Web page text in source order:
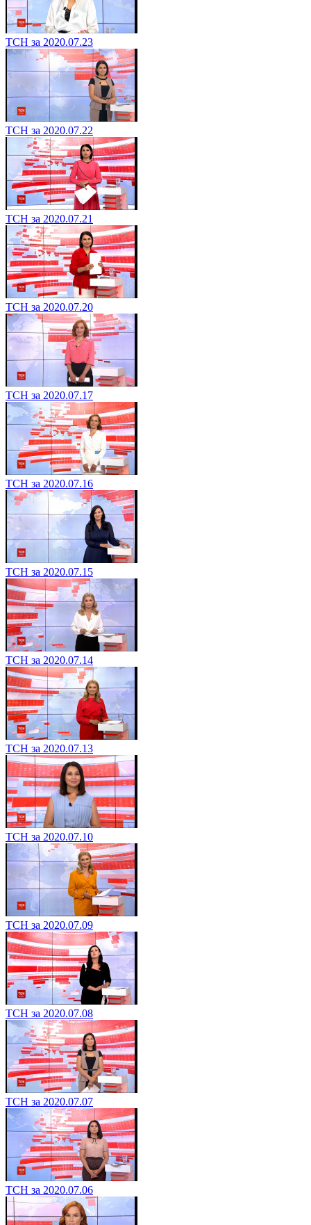
ТСН за 2020.07.23
ТСН за 2020.07.22
ТСН за 2020.07.21
ТСН за 2020.07.20
ТСН за 2020.07.17
ТСН за 2020.07.16
ТСН за 2020.07.15
ТСН за 2020.07.14
ТСН за 2020.07.13
ТСН за 2020.07.10
ТСН за 2020.07.09
ТСН за 2020.07.08
ТСН за 2020.07.07
ТСН за 2020.07.06